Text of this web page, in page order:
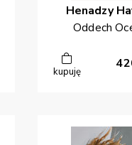
Henadzy
Oddech
kupuję